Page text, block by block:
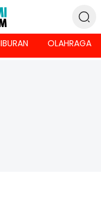
OLAHRAGA